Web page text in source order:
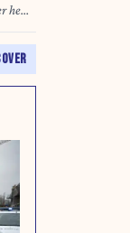
he